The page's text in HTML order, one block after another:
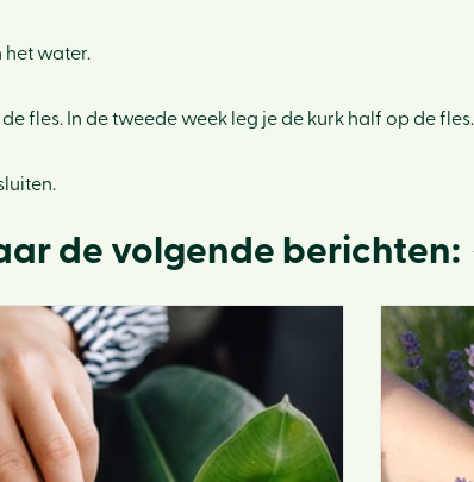
het water.
fles. In de tweede week leg je de kurk half op de fles.
de volgende berichten: